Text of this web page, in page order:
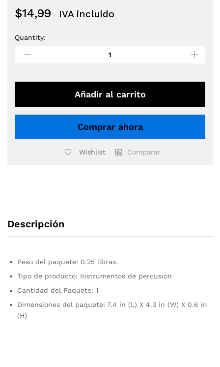
$14,99 IVA incluido
LLAVE
DW
DWSMRKDRKY
Quantity:
Añadir al carrito
Comprar ahora
Wishlist Comparar
Descripción
Peso del paquete: 0.25 libras.
Tipo de producto: Instrumentos de percusión
Cantidad del Paquete: 1
Dimensiones del paquete: 7.4 in (L) X 4.3 in (W) X 0.6 in
(H)